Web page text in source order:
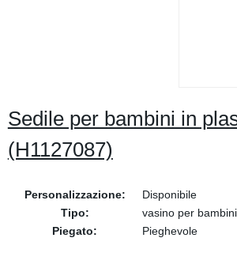
Sedile per bambini in
(H1127087)
Personalizzazione:
Disponibile
Tipo:
vasino per bambini
Piegato:
Pieghevole